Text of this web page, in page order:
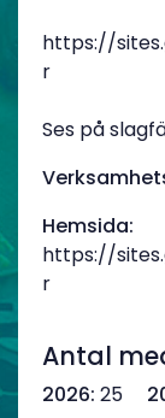
https://
r
Ses på
Hemsida:
https://
r
Antal
2026: 25